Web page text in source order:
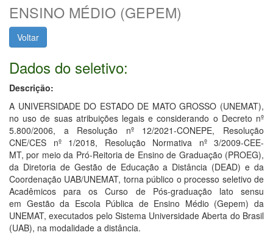
ENSINO MÉDIO (GEPEM)
Voltar
Dados do seletivo:
Descrição:
A UNIVERSIDADE DO ESTADO DE MATO GROSSO (UNEMAT),
no uso de suas atribuições legais e considerando o Decreto nº
5.800/2006, a Resolução nº 12/2021-CONEPE, Resolução
CNE/CES nº 1/2018, Resolução Normativa nº 3/2009-CEE-
MT, por meio da Pró-Reitoria de Ensino de Graduação (PROEG),
da Diretoria de Gestão de Educação a Distância (DEAD) e da
Coordenação UAB/UNEMAT, torna público o processo seletivo de
Acadêmicos para os Curso de Pós-graduação lato sensu
em Gestão da Escola Pública de Ensino Médio (Gepem) da
UNEMAT, executados pelo Sistema Universidade Aberta do Brasil
(UAB), na modalidade a distância.